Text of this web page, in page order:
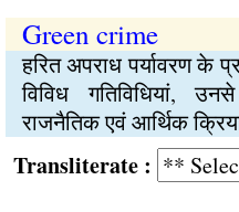
Green crime
हरित अपराध पर्यावरण के
विविध गतिविधियां,
राजनैतिक एवं आर्थिक
: